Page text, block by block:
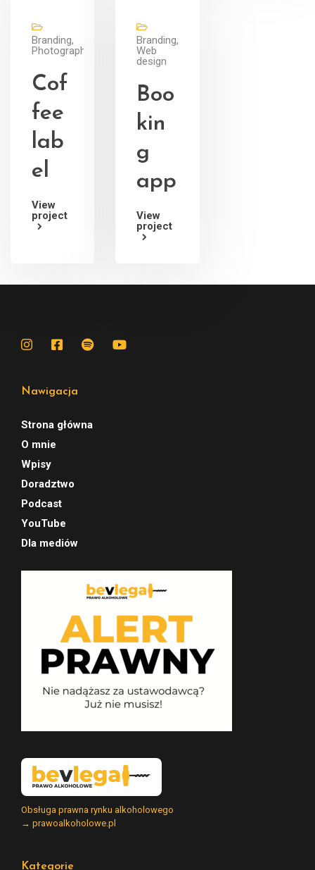
Branding,
Photography
Cof
fee
lab
el
View
project
Branding,
Web
design
Boo
kin
g
app
View
project
Nawigacja
Strona główna
O mnie
Wpisy
Doradztwo
Podcast
YouTube
Dla mediów
Obsługa prawna rynku alkoholowego
→ prawoalkoholowe.pl
Kategorie